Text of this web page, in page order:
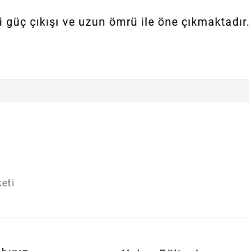
çıkışı ve uzun ömrü ile öne çıkmaktadır.